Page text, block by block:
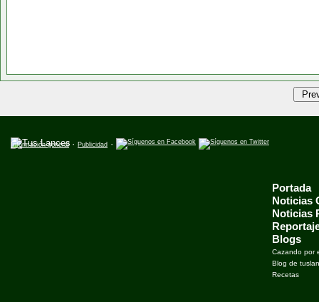
Información general· Publicidad ·
Portada
Noticias
Noticias
Blogs
Cazando por
Blog de
Recetas